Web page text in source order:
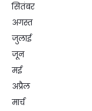
सितंबर
अगस्त
जुलाई
जून
मई
अप्रैल
मार्च